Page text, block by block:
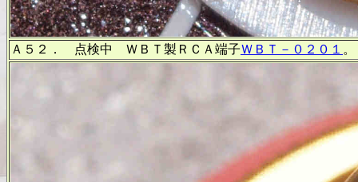
Ａ５２． 点検中 ＷＢＴ製ＲＣＡ端子ＷＢＴ－０２０１